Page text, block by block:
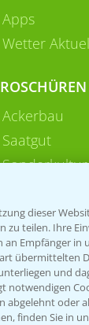
Apps
Wetter
Ackerbau
Saatgut
dieser
teilen. Ihre
Empfänger in
übermittelten
und
oder
finden Sie in